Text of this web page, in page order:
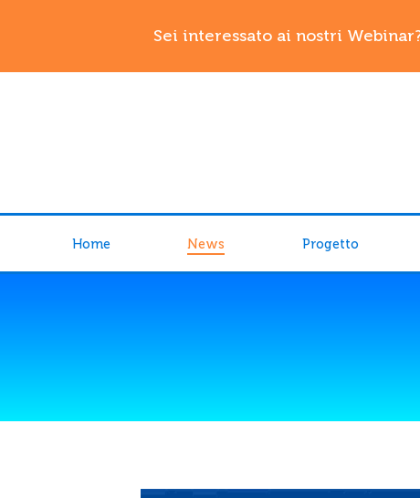
Sei interessato ai nostri
Home News Progetto